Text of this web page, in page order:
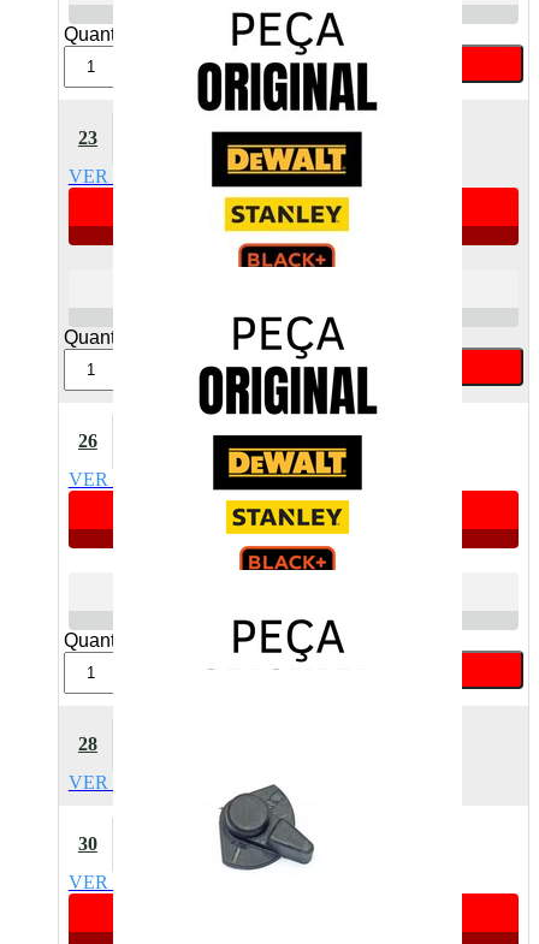
Varejo
Quant:
Comprar
23
Parafuso M4.55 X 19Mm 20
Aço Dewalt 33001913
VER DETALHES
Apenas 5 unidades
R$ 6,25
Atacado
Varejo
Quant:
Comprar
26
Dewalt 186393-00
VER DETALHES
Apenas 1 unidade
R$ 16,18
Atacado
Varejo
Quant:
28
VER DETALHES
Produto indisponível
30
Alavanca Impacto Dw502
Dewalt 18651400
VER DETALHES